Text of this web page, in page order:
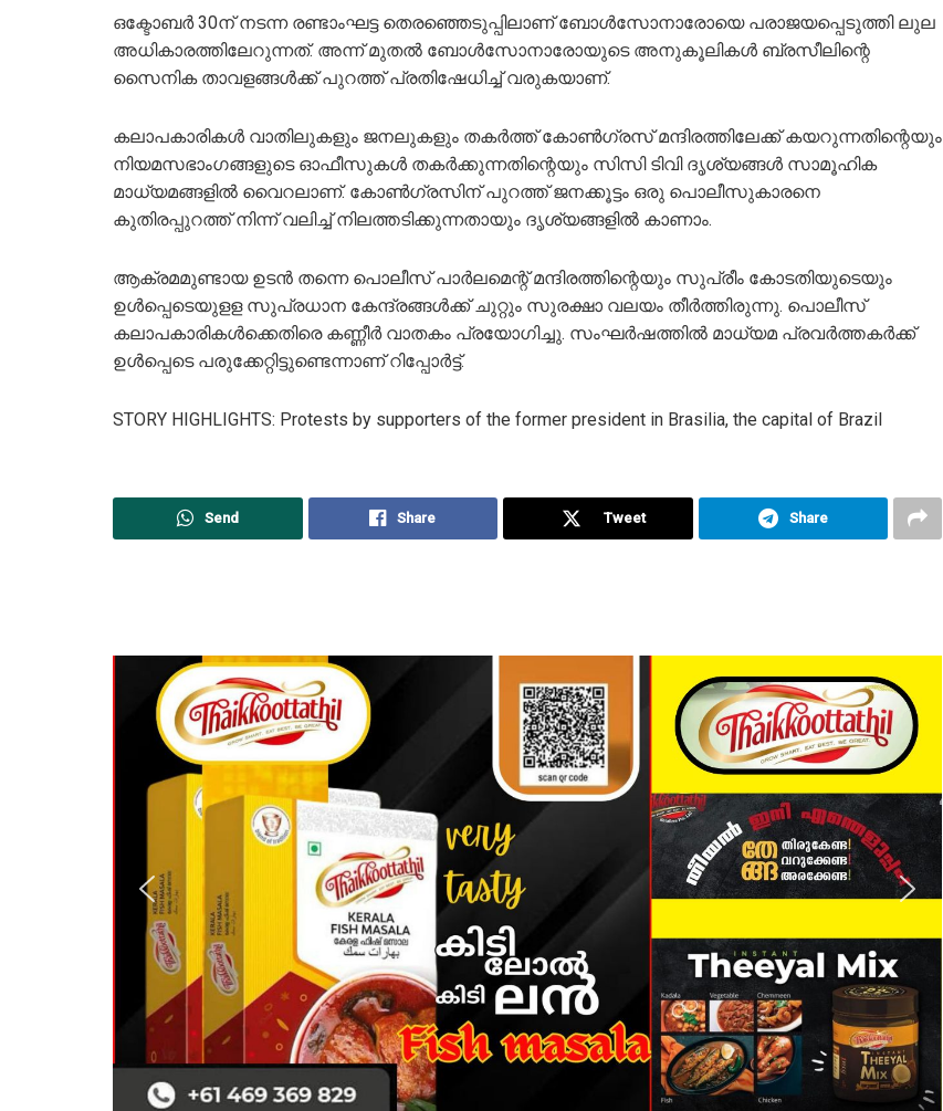
ഒക്ടോബര്‍ 30ന് നടന്ന രണ്ടാംഘട്ട തെരഞ്ഞെടുപ്പിലാണ് ബോള്‍സോനാരോയെ പരാജയപ്പെടുത്തി ലുല
അധികാരത്തിലേറുന്നത്. അന്ന് മുതല്‍ ബോള്‍സോനാരോയുടെ അനുകൂലികള്‍ ബ്രസീലിന്റെ
സൈനിക താവളങ്ങള്‍ക്ക് പുറത്ത് പ്രതിഷേധിച്ച് വരുകയാണ്.
കലാപകാരികള്‍ വാതിലുകളും ജനലുകളും തകര്‍ത്ത് കോണ്‍ഗ്രസ് മന്ദിരത്തിലേക്ക് കയറുന്നതിന്റെയും
നിയമസഭാംഗങ്ങളുടെ ഓഫീസുകള്‍ തകര്‍ക്കുന്നതിന്റെയും സിസി ടിവി ദൃശ്യങ്ങള്‍ സാമൂഹിക
മാധ്യമങ്ങളില്‍ വൈറലാണ്. കോണ്‍ഗ്രസിന് പുറത്ത് ജനക്കൂട്ടം ഒരു പൊലീസുകാരനെ
കുതിരപ്പുറത്ത് നിന്ന് വലിച്ച് നിലത്തടിക്കുന്നതായും ദൃശ്യങ്ങളില്‍ കാണാം.
ആക്രമമുണ്ടായ ഉടന്‍ തന്നെ പൊലീസ് പാര്‍ലമെന്റ് മന്ദിരത്തിന്റെയും സുപ്രീം കോടതിയുടെയും
ഉള്‍പ്പെടെയുളള സുപ്രധാന കേന്ദ്രങ്ങള്‍ക്ക് ചുറ്റും സുരക്ഷാ വലയം തീര്‍ത്തിരുന്നു. പൊലീസ്
കലാപകാരികള്‍ക്കെതിരെ കണ്ണീര്‍ വാതകം പ്രയോഗിച്ചു. സംഘര്‍ഷത്തില്‍ മാധ്യമ പ്രവര്‍ത്തകര്‍ക്ക്
ഉള്‍പ്പെടെ പരുക്കേറ്റിട്ടുണ്ടെന്നാണ് റിപ്പോര്‍ട്ട്.
STORY HIGHLIGHTS: Protests by supporters of the former president in Brasilia, the capital of Brazil
Send Share Tweet Share